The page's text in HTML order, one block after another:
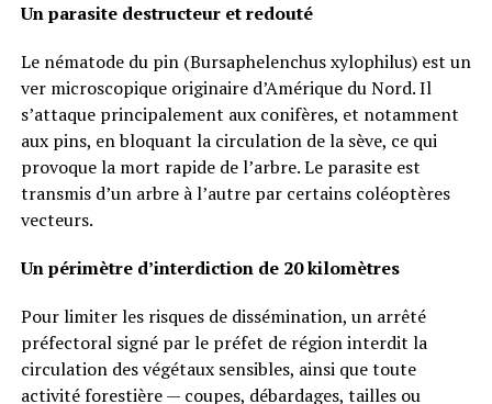
Un parasite destructeur et redouté
Le nématode du pin (Bursaphelenchus xylophilus) est un
ver microscopique originaire d’Amérique du Nord. Il
s’attaque principalement aux conifères, et notamment
aux pins, en bloquant la circulation de la sève, ce qui
provoque la mort rapide de l’arbre. Le parasite est
transmis d’un arbre à l’autre par certains coléoptères
vecteurs.
Un périmètre d’interdiction de 20 kilomètres
Pour limiter les risques de dissémination, un arrêté
préfectoral signé par le préfet de région interdit la
circulation des végétaux sensibles, ainsi que toute
activité forestière — coupes, débardages, tailles ou